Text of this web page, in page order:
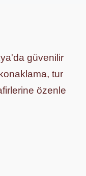
güvenilir
tur
özenle